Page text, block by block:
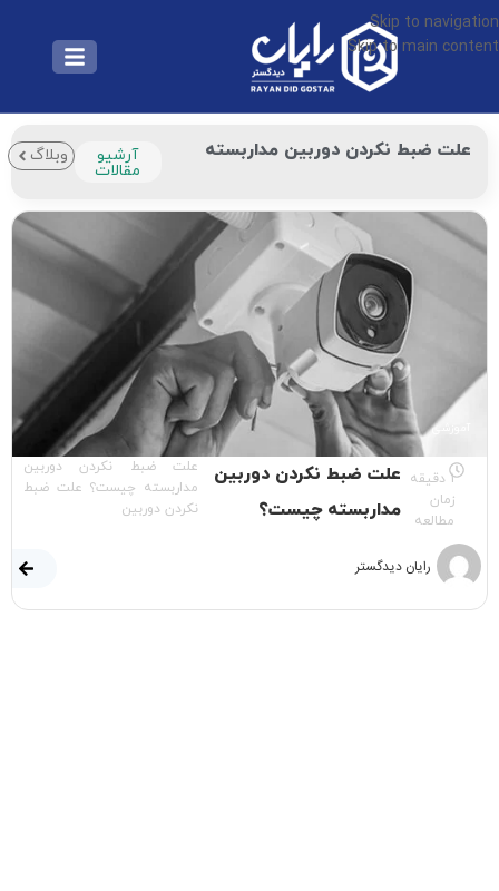
Skip to navigation
Skip to main content
علت ضبط نکردن دوربین مداربسته آرشیو
مقالات
وبلاگ
آموزشی
1 دقیقه
زمان
مطالعه
علت ضبط نکردن دوربین
مداربسته چیست؟
علت ضبط نکردن دوربین
مداربسته چیست؟ علت ضبط
نکردن دوربین
رایان دیدگستر